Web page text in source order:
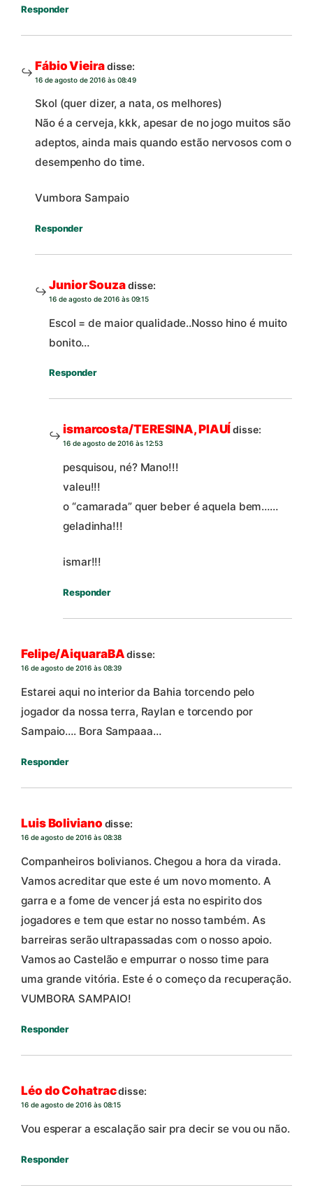
Responder
Fábio Vieiradisse:
16 de agosto de 2016 às 08:49
Skol (quer dizer, a nata, os melhores)
Não é a cerveja, kkk, apesar de no jogo muitos são
adeptos, ainda mais quando estão nervosos com o
desempenho do time.
Vumbora Sampaio
Responder
Junior Souzadisse:
16 de agosto de 2016 às 09:15
Escol = de maior qualidade..Nosso hino é muito
bonito…
Responder
ismarcosta/TERESINA, PIAUÍdisse:
16 de agosto de 2016 às 12:53
pesquisou, né? Mano!!!
valeu!!!
o “camarada” quer beber é aquela bem……
geladinha!!!
ismar!!!
Responder
Felipe/AiquaraBAdisse:
16 de agosto de 2016 às 08:39
Estarei aqui no interior da Bahia torcendo pelo
jogador da nossa terra, Raylan e torcendo por
Sampaio…. Bora Sampaaa…
Responder
Luis Boliviano disse:
16 de agosto de 2016 às 08:38
Companheiros bolivianos. Chegou a hora da virada.
Vamos acreditar que este é um novo momento. A
garra e a fome de vencer já esta no espirito dos
jogadores e tem que estar no nosso também. As
barreiras serão ultrapassadas com o nosso apoio.
Vamos ao Castelão e empurrar o nosso time para
uma grande vitória. Este é o começo da recuperação.
VUMBORA SAMPAIO!
Responder
Léo do Cohatracdisse:
16 de agosto de 2016 às 08:15
Vou esperar a escalação sair pra decir se vou ou não.
Responder